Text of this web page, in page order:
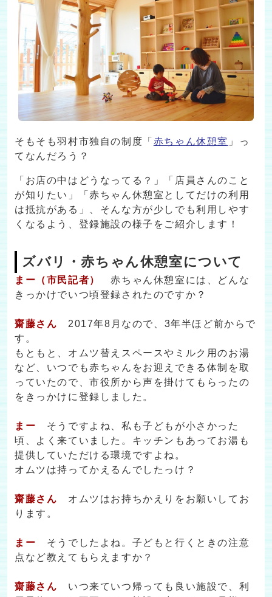
そもそも羽村市独自の制度「 赤ちゃん休憩室 」っ
てなんだろう？
「お店の中はどうなってる？」「店員さんのこと
が知りたい」「赤ちゃん休憩室としてだけの利用
は抵抗がある」、そんな方が少しでも利用しやす
くなるよう、登録施設の様子をご紹介します！
ズバリ・赤ちゃん休憩室について
まー（市民記者）
赤ちゃん休憩室には、どんな
きっかけでいつ頃登録されたのですか？
齋藤さん 2017年8月なので、3年半ほど前からで
す。
もともと、オムツ替えスペースやミルク用のお湯
など、いつでも赤ちゃんをお迎えできる体制を取
っていたので、市役所から声を掛けてもらったの
をきっかけに登録しました。
まー そうですよね、私も子どもが小さかった
頃、よく来ていました。キッチンもあってお湯も
提供していただける環境ですよね。
オムツは持ってかえるんでしたっけ？
齋藤さん オムツはお持ちかえりをお願いしてお
ります。
まー そうでしたよね。子どもと行くときの注意
点など教えてもらえますか？
齋藤さん いつ来ていつ帰っても良い施設で、利